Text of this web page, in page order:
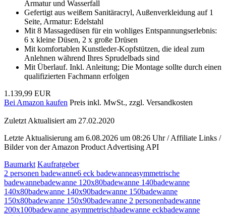
Armatur und Wasserfall
Gefertigt aus weißem Sanitäracryl, Außenverkleidung auf 1
Seite, Armatur: Edelstahl
Mit 8 Massagedüsen für ein wohliges Entspannungserlebnis:
6 x kleine Düsen, 2 x große Drüsen
Mit komfortablen Kunstleder-Kopfstützen, die ideal zum
Anlehnen während Ihres Sprudelbads sind
Mit Überlauf. Inkl. Anleitung; Die Montage sollte durch einen
qualifizierten Fachmann erfolgen
1.139,99 EUR
Bei Amazon kaufen Preis inkl. MwSt., zzgl. Versandkosten
Zuletzt Aktualisiert am 27.02.2020
Letzte Aktualisierung am 6.08.2026 um 08:26 Uhr / Affiliate Links /
Bilder von der Amazon Product Advertising API
Baumarkt Kaufratgeber
2 personen badewanne6 eck badewanneasymmetrische
badewannebadewanne 120x80badewanne 140badewanne
140x80badewanne 140x90badewanne 150badewanne
150x80badewanne 150x90badewanne 2 personenbadewanne
200x100badewanne asymmetrischbadewanne eckbadewanne